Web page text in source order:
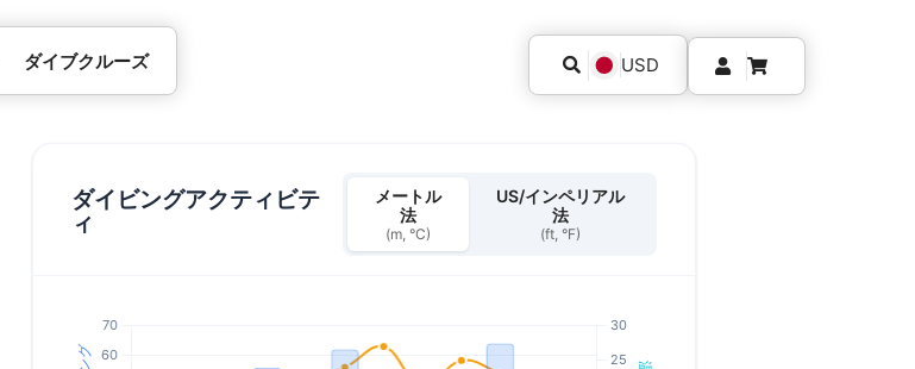
ダイブクルーズ USD
ダイビングアクティビテ
ィ
メートル
法
(m, °C)
US/インペリアル
法
(ft, °F)